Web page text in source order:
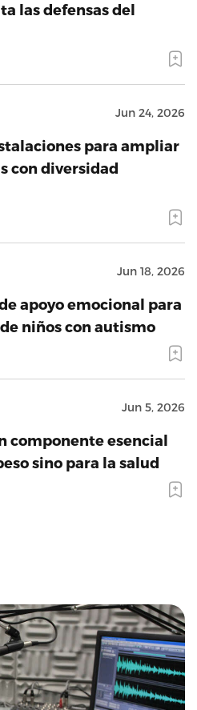
las defensas del
Jun 24, 2026
para ampliar
con diversidad
Jun 18, 2026
apoyo emocional para
niños con autismo
Jun 5, 2026
componente esencial
sino para la salud